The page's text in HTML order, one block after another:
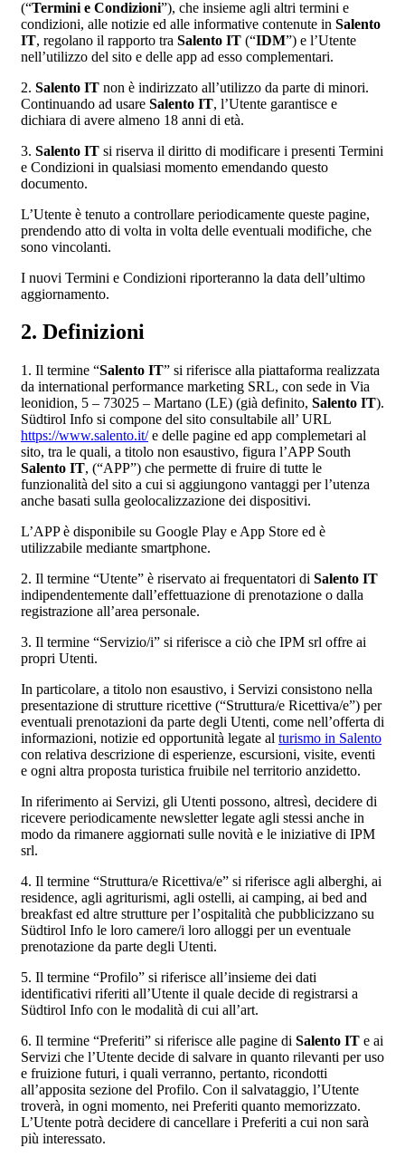
(“Termini e Condizioni”), che insieme agli altri termini e
condizioni, alle notizie ed alle informative contenute in Salento
IT, regolano il rapporto tra Salento IT (“IDM”) e l’Utente
nell’utilizzo del sito e delle app ad esso complementari.
2. Salento IT non è indirizzato all’utilizzo da parte di minori.
Continuando ad usare Salento IT, l’Utente garantisce e
dichiara di avere almeno 18 anni di età.
3. Salento IT si riserva il diritto di modificare i presenti Termini
e Condizioni in qualsiasi momento emendando questo
documento.
L’Utente è tenuto a controllare periodicamente queste pagine,
prendendo atto di volta in volta delle eventuali modifiche, che
sono vincolanti.
I nuovi Termini e Condizioni riporteranno la data dell’ultimo
aggiornamento.
2. Definizioni
1. Il termine “Salento IT” si riferisce alla piattaforma realizzata
da international performance marketing SRL, con sede in Via
leonidion, 5 – 73025 – Martano (LE) (già definito, Salento IT).
Südtirol Info si compone del sito consultabile all’ URL
https://www.salento.it/e delle pagine ed app complemetari al
sito, tra le quali, a titolo non esaustivo, figura l’APP South
Salento IT, (“APP”) che permette di fruire di tutte le
funzionalità del sito a cui si aggiungono vantaggi per l’utenza
anche basati sulla geolocalizzazione dei dispositivi.
L’APP è disponibile su Google Play e App Store ed è
utilizzabile mediante smartphone.
2. Il termine “Utente” è riservato ai frequentatori di Salento IT
indipendentemente dall’effettuazione di prenotazione o dalla
registrazione all’area personale.
3. Il termine “Servizio/i” si riferisce a ciò che IPM srl offre ai
propri Utenti.
In particolare, a titolo non esaustivo, i Servizi consistono nella
presentazione di strutture ricettive (“Struttura/e Ricettiva/e”) per
eventuali prenotazioni da parte degli Utenti, come nell’offerta di
informazioni, notizie ed opportunità legate al turismo in Salento
con relativa descrizione di esperienze, escursioni, visite, eventi
e ogni altra proposta turistica fruibile nel territorio anzidetto.
In riferimento ai Servizi, gli Utenti possono, altresì, decidere di
ricevere periodicamente newsletter legate agli stessi anche in
modo da rimanere aggiornati sulle novità e le iniziative di IPM
srl.
4. Il termine “Struttura/e Ricettiva/e” si riferisce agli alberghi, ai
residence, agli agriturismi, agli ostelli, ai camping, ai bed and
breakfast ed altre strutture per l’ospitalità che pubblicizzano su
Südtirol Info le loro camere/i loro alloggi per un eventuale
prenotazione da parte degli Utenti.
5. Il termine “Profilo” si riferisce all’insieme dei dati
identificativi riferiti all’Utente il quale decide di registrarsi a
Südtirol Info con le modalità di cui all’art.
6. Il termine “Preferiti” si riferisce alle pagine di Salento IT e ai
Servizi che l’Utente decide di salvare in quanto rilevanti per uso
e fruizione futuri, i quali verranno, pertanto, ricondotti
all’apposita sezione del Profilo. Con il salvataggio, l’Utente
troverà, in ogni momento, nei Preferiti quanto memorizzato.
L’Utente potrà decidere di cancellare i Preferiti a cui non sarà
più interessato.